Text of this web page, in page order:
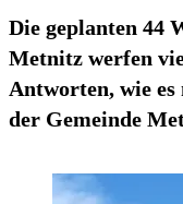
Die geplanten 44
Metnitz werfen
Antworten, wie
der Gemeinde